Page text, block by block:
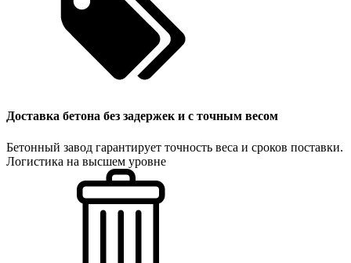
Доставка бетона без задержек и с точным весом
Бетонный завод гарантирует точность веса и сроков поставки.
Логистика на высшем уровне